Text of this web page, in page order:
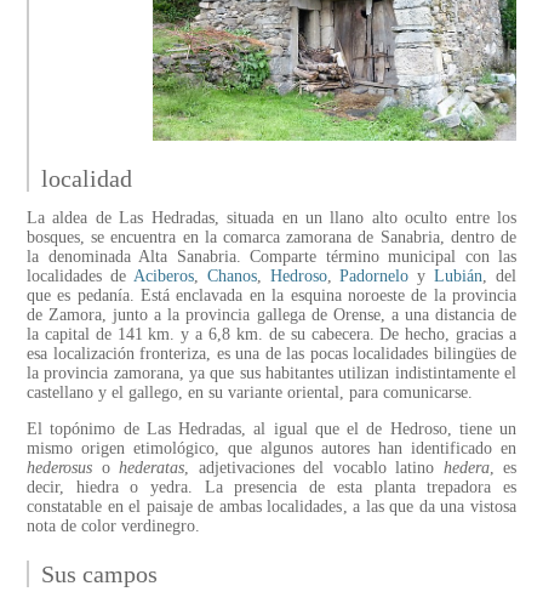
localidad
La aldea de Las Hedradas, situada en un llano alto oculto entre los
bosques, se encuentra en la comarca zamorana de Sanabria, dentro de
la denominada Alta Sanabria. Comparte término municipal con las
localidades de Aciberos, Chanos, Hedroso,Padornelo yLubián, del
que es pedanía. Está enclavada en la esquina noroeste de la provincia
de Zamora, junto a la provincia gallega de Orense, a una distancia de
la capital de 141 km. y a 6,8 km. de su cabecera. De hecho, gracias a
esa localización fronteriza, es una de las pocas localidades bilingües de
la provincia zamorana, ya que sus habitantes utilizan indistintamente el
castellano y el gallego, en su variante oriental, para comunicarse.
El topónimo de Las Hedradas, al igual que el de Hedroso, tiene un
mismo origen etimológico, que algunos autores han identificado en
hederosus o hederatas, adjetivaciones del vocablo latino hedera, es
decir, hiedra o yedra. La presencia de esta planta trepadora es
constatable en el paisaje de ambas localidades, a las que da una vistosa
nota de color verdinegro.
Sus campos